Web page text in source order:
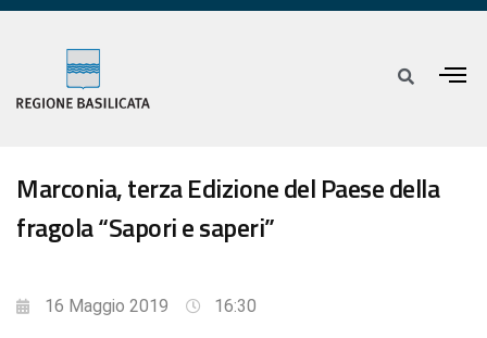
Marconia, terza Edizione del Paese della
fragola “Sapori e saperi”
16 Maggio 2019 16:30